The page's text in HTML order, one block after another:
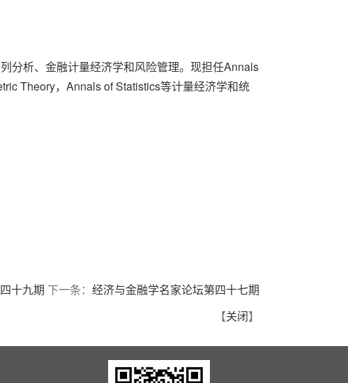
分析、金融计量经济学和风险管理。现担任Annals
Theory，Annals of Statistics等计量经济学和统
十九期 下一条： 经济与金融学名家论坛第四十七期
【关闭】